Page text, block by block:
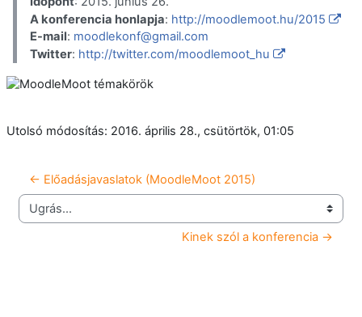
A konferencia honlapja: http://moodlemoot.hu/2015
E-mail: moodlekonf@gmail.com
Twitter: http://twitter.com/moodlemoot_hu
Utolsó módosítás: 2016. április 28., csütörtök, 01:05
← Előadásjavaslatok (MoodleMoot 2015)
Ugrás...
Kinek szól a konferencia →